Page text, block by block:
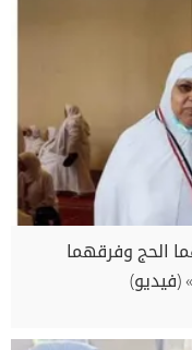
الحج وفرقهما